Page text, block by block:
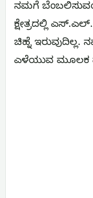
ನಮಗೆ
ಕ್ಷೇತ್ರದಲ್ಲಿ
ಚಿಹ್ನೆ ಇರುವುದಿಲ್ಲ.
ಎಳೆಯುವ ಮೂಲಕ